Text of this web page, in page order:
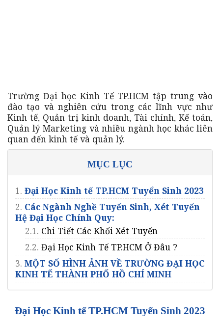
Trường Đại học Kinh Tế TP.HCM tập trung vào
đào tạo và nghiên cứu trong các lĩnh vực như
Kinh tế, Quản trị kinh doanh, Tài chính, Kế toán,
Quản lý Marketing và nhiều ngành học khác liên
quan đến kinh tế và quản lý.
MỤC LỤC
1. Đại Học Kinh tế TP.HCM Tuyển Sinh 2023
2. Các Ngành Nghề Tuyển Sinh, Xét Tuyển
Hệ Đại Học Chính Quy:
2.1. Chi Tiết Các Khối Xét Tuyển
2.2. Đại Học Kinh Tế TP.HCM Ở Đâu ?
3. MỘT SỐ HÌNH ẢNH VỀ TRƯỜNG ĐẠI HỌC
KINH TẾ THÀNH PHỐ HỒ CHÍ MINH
Đại Học Kinh tế TP.HCM Tuyển Sinh 2023